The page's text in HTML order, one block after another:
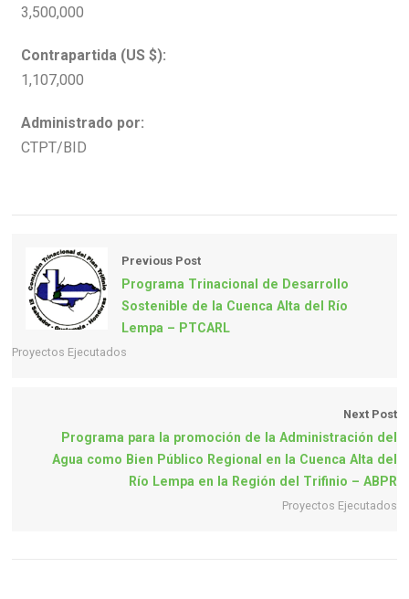
3,500,000
Contrapartida (US $):
1,107,000
Administrado por:
CTPT/BID
Previous Post
Programa Trinacional de Desarrollo
Sostenible de la Cuenca Alta del Río
Lempa – PTCARL
Proyectos Ejecutados
Next Post
Programa para la promoción de la Administración del
Agua como Bien Público Regional en la Cuenca Alta del
Río Lempa en la Región del Trifinio – ABPR
Proyectos Ejecutados